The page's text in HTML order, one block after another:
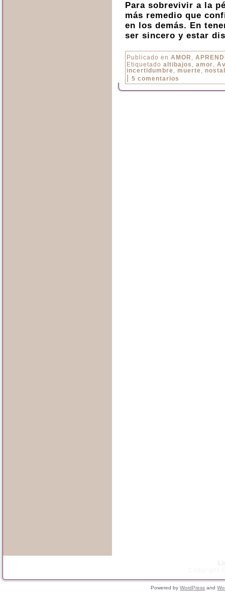
Para sobrevivir a la
más remedio que
en los demás. En
ser sincero y estar
Publicado en AMOR ,
Etiquetado altibajos , amor,
incertidumbre, muerte,
5 comentarios
Powered byWordPress and